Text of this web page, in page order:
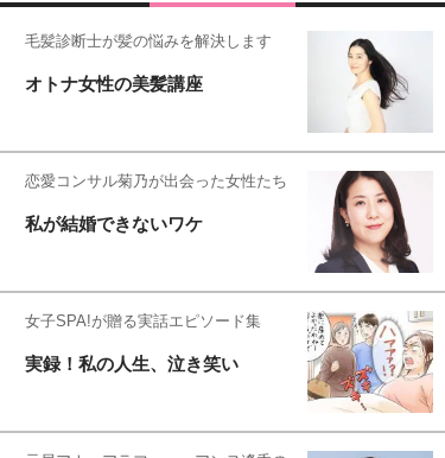
毛髪診断士が髪の悩みを解決します
オトナ女性の美髪講座
恋愛コンサル菊乃が出会った女性たち
私が結婚できないワケ
女子SPA!が贈る実話エピソード集
実録！私の人生、泣き笑い